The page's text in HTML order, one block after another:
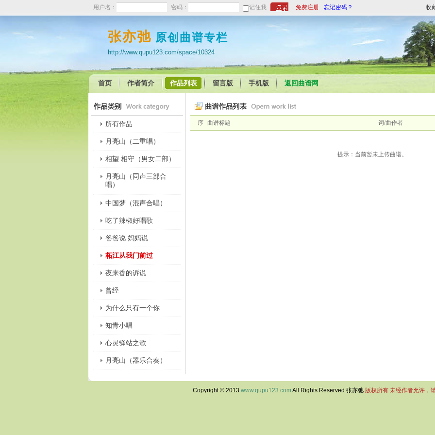
用户名： 密码： 记住我 免费注册 忘记密码？ 收
张亦弛 原创曲谱专栏
http://www.qupu123.com/space/10324
首页 作者简介 作品列表 留言版 手机版 返回曲谱网
序 曲谱标题 词/曲作者
提示：当前暂未上传曲谱。
所有作品
月亮山（二重唱）
相望 相守（男女二部）
月亮山（同声三部合
唱）
中国梦（混声合唱）
吃了辣椒好唱歌
爸爸说 妈妈说
柘江从我门前过
夜来香的诉说
曾经
为什么只有一个你
知青小唱
心灵驿站之歌
月亮山（器乐合奏）
Copyright © 2013 www.qupu123.comAll Rights Reserved 张亦弛 版权所有 未经作者允许，